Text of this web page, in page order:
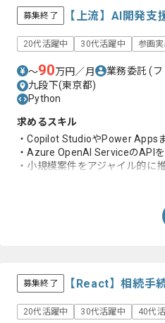
募集終了 【上流】AI開発
20代活躍中 30代活躍中 参画
〜90万円／月 業務委託(フ
九段下(東京都)
Python
求めるスキル
・Copilot StudioやPower Apps
・Azure OpenAI ServiceのAPI
・小規模案件をアジャイル的に
募集終了 【React】相続手
20代活躍中 30代活躍中 40代